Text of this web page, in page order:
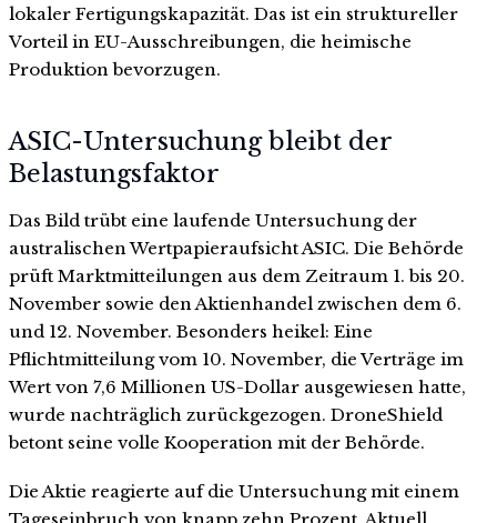
lokaler Fertigungskapazität. Das ist ein struktureller
Vorteil in EU-Ausschreibungen, die heimische
Produktion bevorzugen.
ASIC-Untersuchung bleibt der
Belastungsfaktor
Das Bild trübt eine laufende Untersuchung der
australischen Wertpapieraufsicht ASIC. Die Behörde
prüft Marktmitteilungen aus dem Zeitraum 1. bis 20.
November sowie den Aktienhandel zwischen dem 6.
und 12. November. Besonders heikel: Eine
Pflichtmitteilung vom 10. November, die Verträge im
Wert von 7,6 Millionen US-Dollar ausgewiesen hatte,
wurde nachträglich zurückgezogen. DroneShield
betont seine volle Kooperation mit der Behörde.
Die Aktie reagierte auf die Untersuchung mit einem